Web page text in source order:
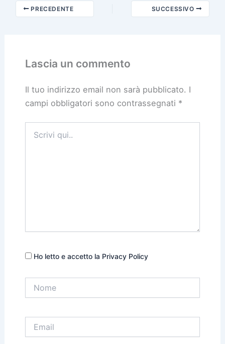
PRECEDENTE SUCCESSIVO
Lascia un commento
Il tuo indirizzo email non sarà pubblicato. I
campi obbligatori sono contrassegnati *
qui..
Ho letto e accetto la Privacy Policy